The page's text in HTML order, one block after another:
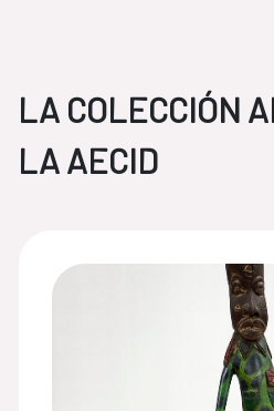
LA COLECCIÓN
LA AECID